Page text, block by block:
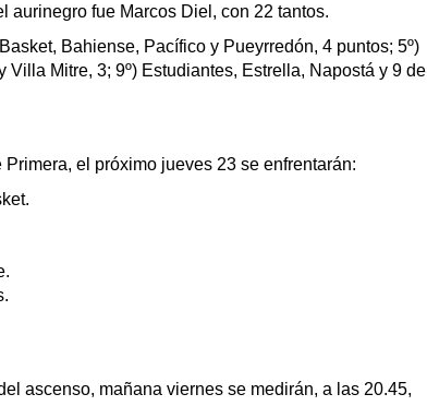
aurinegro fue Marcos Diel, con 22 tantos.
Bahiense, Pacífico y Pueyrredón, 4 puntos; 5º)
Villa Mitre, 3; 9º) Estudiantes, Estrella, Napostá y 9 de
el próximo jueves 23 se enfrentarán:
ascenso, mañana viernes se medirán, a las 20.45,